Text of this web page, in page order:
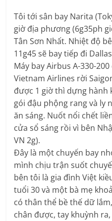
Tôi tới sân bay Narita
giờ địa phương (6g35ph
Tân Sơn Nhất. Nhiệt độ
11g45 sẽ bay tiếp đi
Máy bay Airbus A-330-
Vietnam Airlines rời
được 1 giờ thì dựng hành
gói đậu phộng rang và ly
ăn sáng. Nuốt nổi chết
cửa sổ sáng rồi vì bên
VN 2g).
Đây là một chuyến bay
mình chịu trận suốt
bên tôi là gia đình Việt
tuổi 30 và một bà mẹ
có thân thể bề thế dữ
chân được, tay khuỳnh